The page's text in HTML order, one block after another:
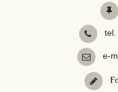
tel.
e-